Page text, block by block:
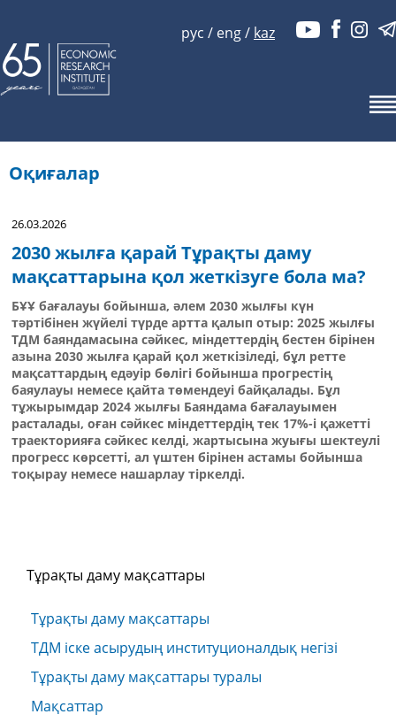
рус / eng/ kaz
Оқиғалар
26.03.2026
2030 жылға қарай Тұрақты даму
мақсаттарына қол жеткізуге бола ма?
БҰҰ бағалауы бойынша, әлем 2030 жылғы күн
тәртібінен жүйелі түрде артта қалып отыр: 2025 жылғы
ТДМ баяндамасына сәйкес, міндеттердің бестен бірінен
азына 2030 жылға қарай қол жеткізіледі, бұл ретте
мақсаттардың едәуір бөлігі бойынша прогрестің
баяулауы немесе қайта төмендеуі байқалады. Бұл
тұжырымдар 2024 жылғы Баяндама бағалауымен
расталады, оған сәйкес міндеттердің тек 17%-і қажетті
траекторияға сәйкес келді, жартысына жуығы шектеулі
прогресс көрсетті, ал үштен бірінен астамы бойынша
тоқырау немесе нашарлау тіркелді.
Тұрақты даму мақсаттары
Тұрақты даму мақсаттары
ТДМ іске асырудың институционалдық негізі
Тұрақты даму мақсаттары туралы
Мақсаттар